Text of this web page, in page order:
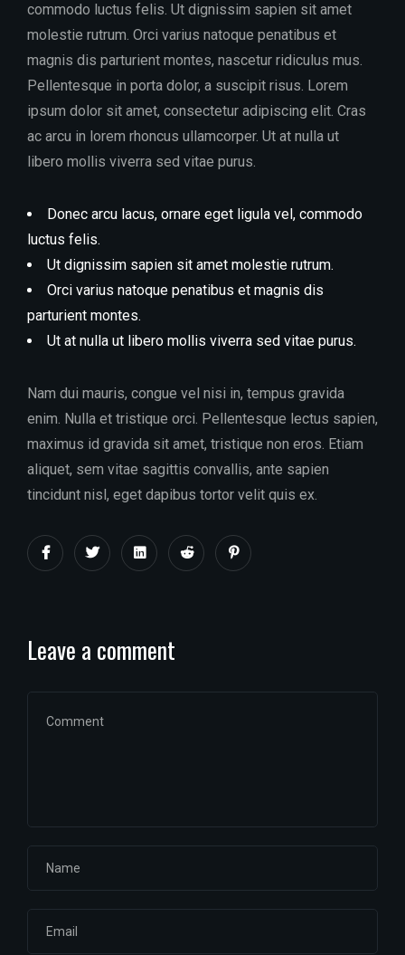
commodo luctus felis. Ut dignissim sapien sit amet
molestie rutrum. Orci varius natoque penatibus et
magnis dis parturient montes, nascetur ridiculus mus.
Pellentesque in porta dolor, a suscipit risus. Lorem
ipsum dolor sit amet, consectetur adipiscing elit. Cras
ac arcu in lorem rhoncus ullamcorper. Ut at nulla ut
libero mollis viverra sed vitae purus.
Donec arcu lacus, ornare eget ligula vel, commodo
luctus felis.
Ut dignissim sapien sit amet molestie rutrum.
Orci varius natoque penatibus et magnis dis
parturient montes.
Ut at nulla ut libero mollis viverra sed vitae purus.
Nam dui mauris, congue vel nisi in, tempus gravida
enim. Nulla et tristique orci. Pellentesque lectus sapien,
maximus id gravida sit amet, tristique non eros. Etiam
aliquet, sem vitae sagittis convallis, ante sapien
tincidunt nisl, eget dapibus tortor velit quis ex.
Leave a comment